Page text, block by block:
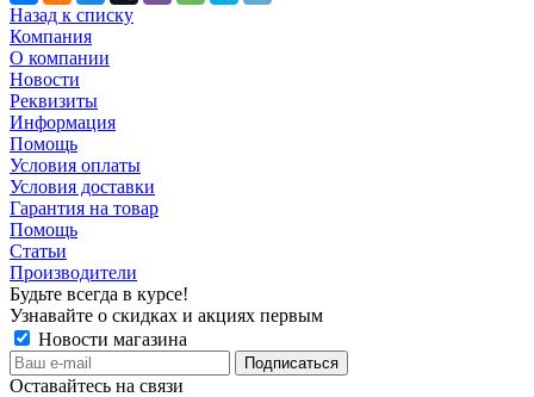
Назад к списку
Компания
О компании
Новости
Реквизиты
Информация
Помощь
Условия оплаты
Условия доставки
Гарантия на товар
Помощь
Статьи
Производители
Будьте всегда в курсе!
Узнавайте о скидках и акциях первым
Новости магазина
Оставайтесь на связи